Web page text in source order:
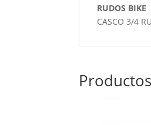
RUDOS BIKE
CASCO 3/4